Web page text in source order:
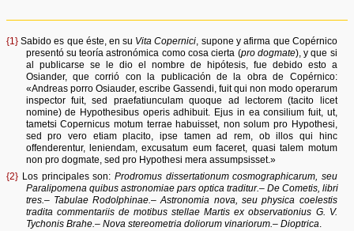
{1} Sabido es que éste, en su Vita Copernici, supone y afirma que Copérnico
presentó su teoría astronómica como cosa cierta (pro dogmate), y que si
al publicarse se le dio el nombre de hipótesis, fue debido esto a
Osiander, que corrió con la publicación de la obra de Copérnico:
«Andreas porro Osiauder, escribe Gassendi, fuit qui non modo operarum
inspector fuit, sed praefatiunculam quoque ad lectorem (tacito licet
nomine) de Hypothesibus operis adhibuit. Ejus in ea consilium fuit, ut,
tametsi Copernicus motum terrae habuisset, non solum pro Hypothesi,
sed pro vero etiam placito, ipse tamen ad rem, ob illos qui hinc
offenderentur, leniendam, excusatum eum faceret, quasi talem motum
non pro dogmate, sed pro Hypothesi mera assumpsisset.»
{2} Los principales son:Prodromus dissertationum cosmographicarum, seu
Paralipomena quibus astronomiae pars optica traditur.– De Cometis, libri
tres.– Tabulae Rodolphinae.– Astronomia nova, seu physica coelestis
tradita commentariis de motibus stellae Martis ex observationius G. V.
Tychonis Brahe.– Nova stereometria doliorum vinariorum.– Dioptrica.